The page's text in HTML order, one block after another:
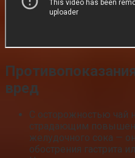
вред
С осторожностью чай
страдающим
желудочного сока —
обострения гастрита